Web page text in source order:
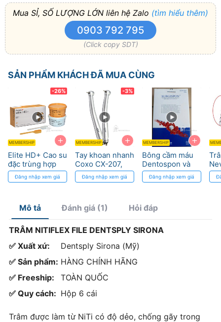
Mua SỈ, SỐ LƯỢNG LỚN liên hệ Zalo (tìm hiểu thêm)
0903 792 795
(Click copy SDT)
SẢN PHẨM KHÁCH ĐÃ MUA CÙNG
+
-26%
MEMBERSHIP
Elite HD+ Cao su
đặc trùng hợp
trung bình cho
nha khoa
Đăng nhập xem giá
+
-3%
MEMBERSHIP
Tay khoan nhanh
Coxo CX-207,
Ceramic công
nghệ Đức
Đăng nhập xem giá
+
MEMBERSHIP
Bông cầm máu
Dentospon và
Surgispon với
keo bạc kháng
Đăng nhập xem giá
Mô tả Đánh giá (1) Hỏi đáp
TRÂM NITIFLEX FILE DENTSPLY SIRONA
✅ Xuất xứ:
Dentsply Sirona (Mỹ)
✅ Sản phẩm: HÀNG CHÍNH HÃNG
✅ Freeship:
TOÀN QUỐC
✅ Quy cách: Hộp 6 cái
Trâm được làm từ NiTi có độ dẻo, chống gãy trong